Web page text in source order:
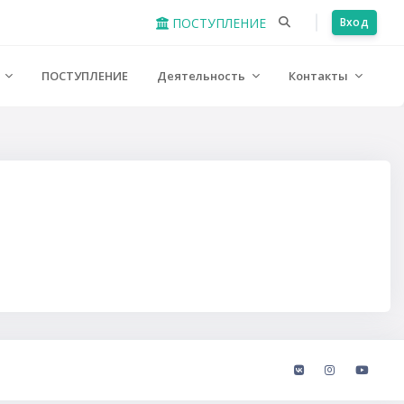
ПОСТУПЛЕНИЕ Вход
ПОСТУПЛЕНИЕ Деятельность Контакты